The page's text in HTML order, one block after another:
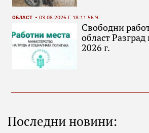
ОБЛАСТ 03.08.2026 Г. 18:11:56 Ч.
Свободни
област Разград
2026 г.
Последни новини: